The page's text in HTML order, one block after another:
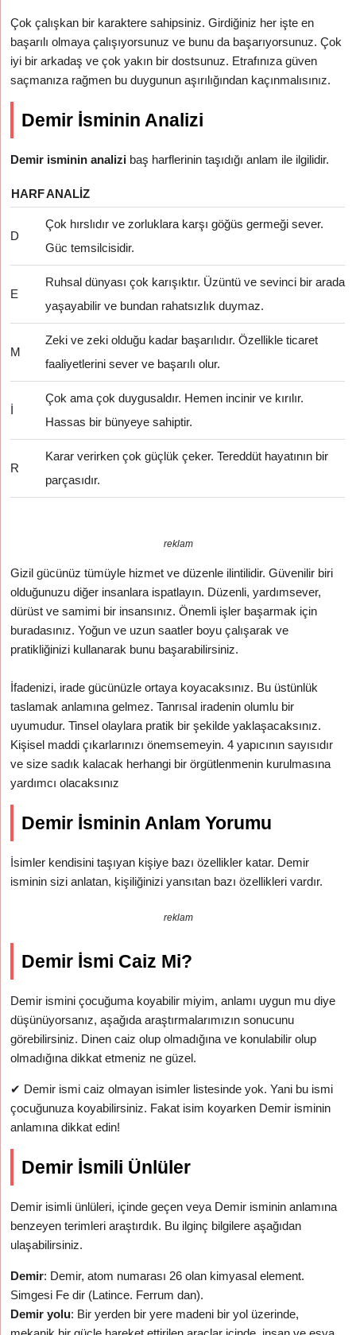
Çok çalışkan bir karaktere sahipsiniz. Girdiğiniz her işte en
başarılı olmaya çalışıyorsunuz ve bunu da başarıyorsunuz. Çok
iyi bir arkadaş ve çok yakın bir dostsunuz. Etrafınıza güven
saçmanıza rağmen bu duygunun aşırılığından kaçınmalısınız.
Demir İsminin Analizi
Demir isminin analizi baş harflerinin taşıdığı anlam ile ilgilidir.
HARFANALIZ
D
Çok hırslıdır ve zorluklara karşı göğüs germeği sever.
Güc temsilcisidir.
E
Ruhsal dünyası çok karışıktır. Üzüntü ve sevinci bir arada
yaşayabilir ve bundan rahatsızlık duymaz.
M
Zeki ve zeki olduğu kadar başarılıdır. Özellikle ticaret
faaliyetlerini sever ve başarılı olur.
İ
Çok ama çok duygusaldır. Hemen incinir ve kırılır.
Hassas bir bünyeye sahiptir.
R
Karar verirken çok güçlük çeker. Tereddüt hayatının bir
parçasıdır.
reklam
Gizil gücünüz tümüyle hizmet ve düzenle ilintilidir. Güvenilir biri
olduğunuzu diğer insanlara ispatlayın. Düzenli, yardımsever,
dürüst ve samimi bir insansınız. Önemli işler başarmak için
buradasınız. Yoğun ve uzun saatler boyu çalışarak ve
pratikliğinizi kullanarak bunu başarabilirsiniz.
İfadenizi, irade gücünüzle ortaya koyacaksınız. Bu üstünlük
taslamak anlamına gelmez. Tanrısal iradenin olumlu bir
uyumudur. Tinsel olaylara pratik bir şekilde yaklaşacaksınız.
Kişisel maddi çıkarlarınızı önemsemeyin. 4 yapıcının sayısıdır
ve size sadık kalacak herhangi bir örgütlenmenin kurulmasına
yardımcı olacaksınız
Demir İsminin Anlam Yorumu
İsimler kendisini taşıyan kişiye bazı özellikler katar. Demir
isminin sizi anlatan, kişiliğinizi yansıtan bazı özellikleri vardır.
reklam
Demir İsmi Caiz Mi?
Demir ismini çocuğuma koyabilir miyim, anlamı uygun mu diye
düşünüyorsanız, aşağıda araştırmalarımızın sonucunu
görebilirsiniz. Dinen caiz olup olmadığına ve konulabilir olup
olmadığına dikkat etmeniz ne güzel.
✔ Demir ismi caiz olmayan isimler listesinde yok. Yani bu ismi
çocuğunuza koyabilirsiniz. Fakat isim koyarken Demir isminin
anlamına dikkat edin!
Demir İsmili Ünlüler
Demir isimli ünlüleri, içinde geçen veya Demir isminin anlamına
benzeyen terimleri araştırdık. Bu ilginç bilgilere aşağıdan
ulaşabilirsiniz.
Demir: Demir, atom numarası 26 olan kimyasal element.
Simgesi Fe dir (Latince. Ferrum dan).
Demir yolu: Bir yerden bir yere madeni bir yol üzerinde,